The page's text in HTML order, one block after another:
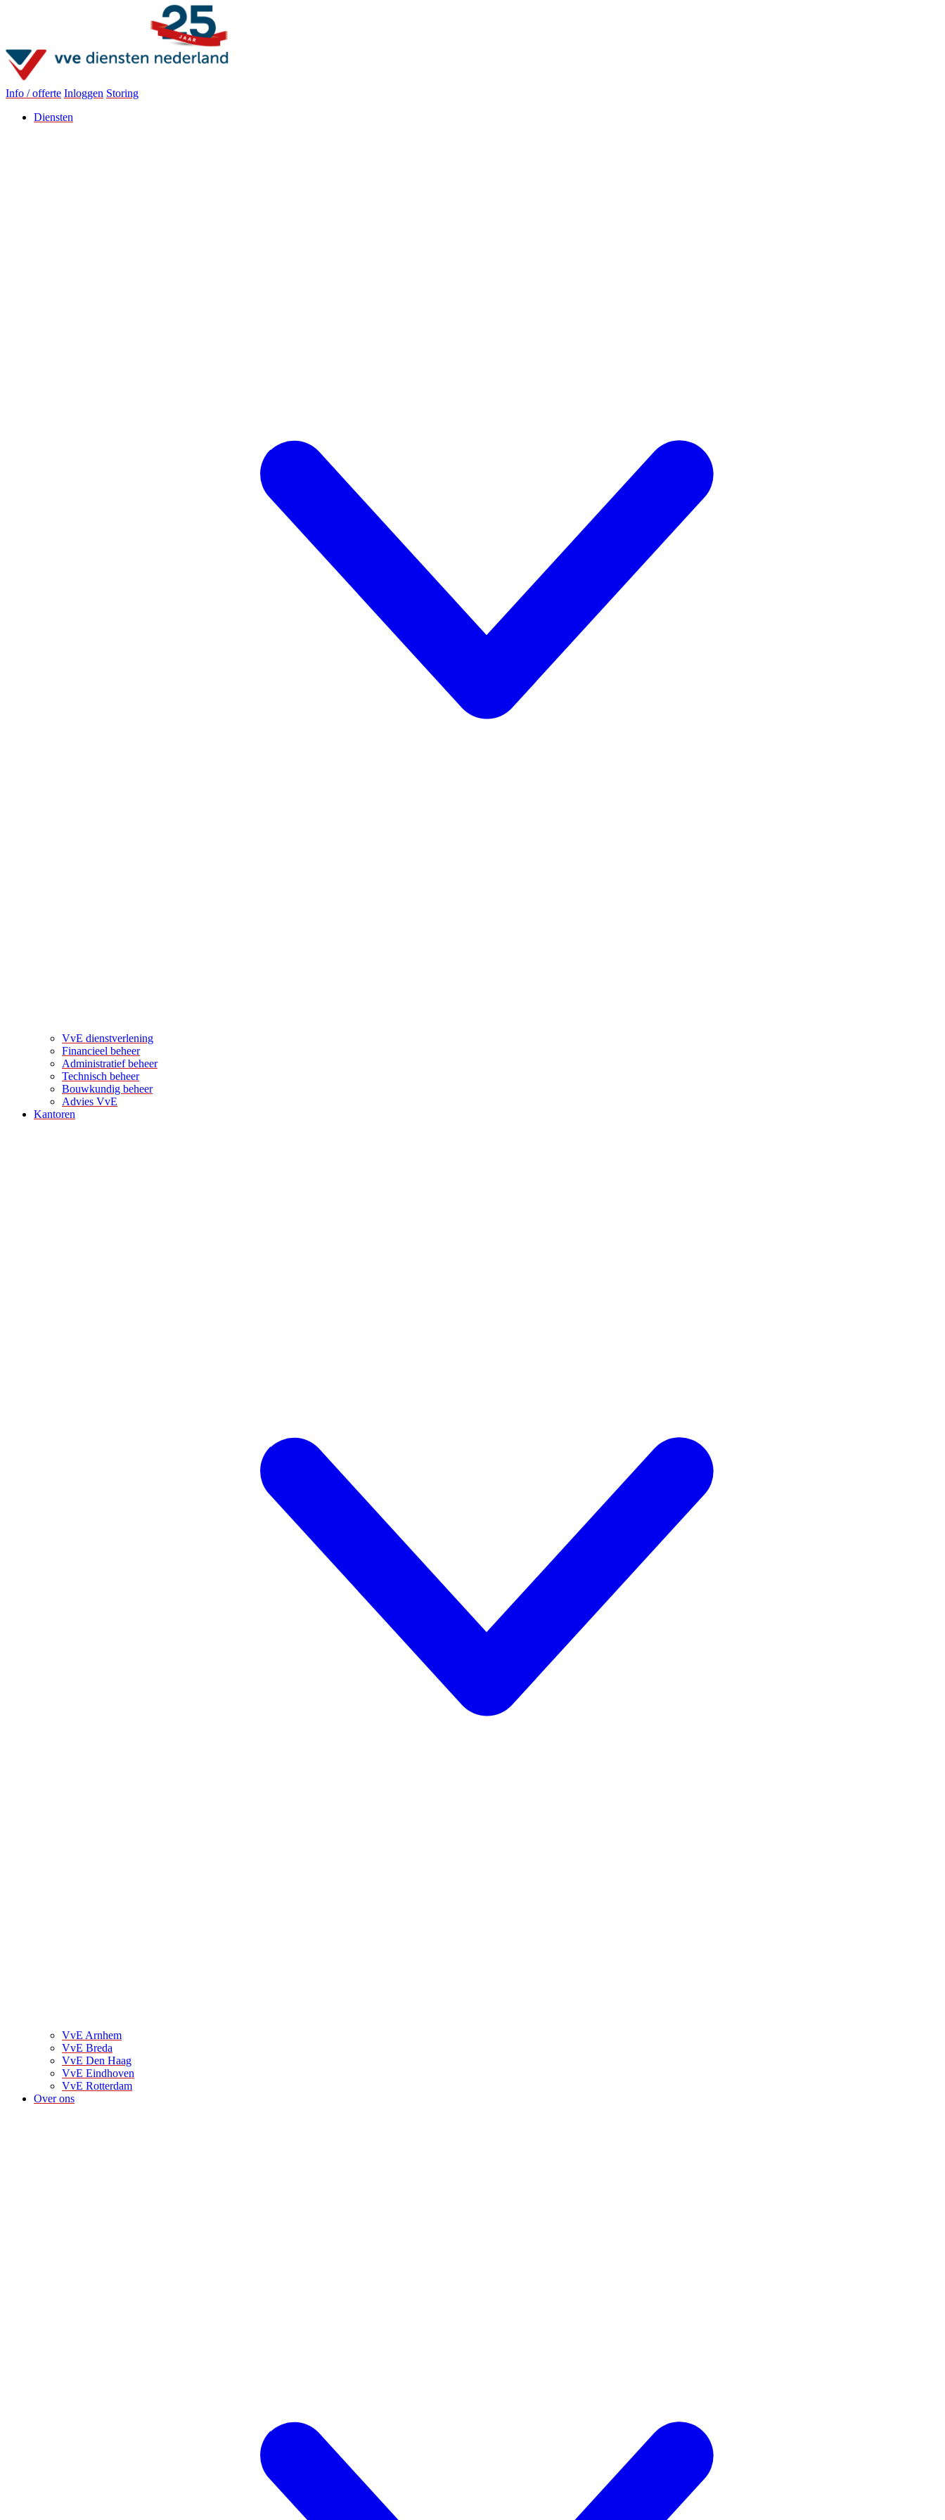
Info / offerte Inloggen Storing
Diensten
VvE dienstverlening
Financieel beheer
Administratief beheer
Technisch beheer
Bouwkundig beheer
Advies VvE
Kantoren
VvE Arnhem
VvE Breda
VvE Den Haag
VvE Eindhoven
VvE Rotterdam
Over ons